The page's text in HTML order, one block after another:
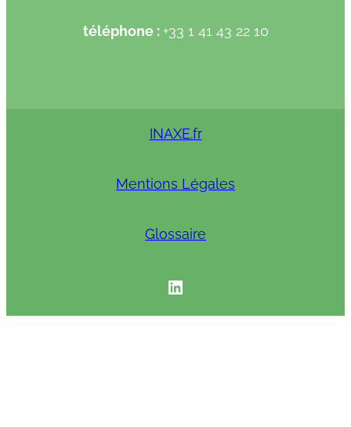
téléphone : +33 1 41 43 22 10
INAXE.fr
Mentions Légales
Glossaire
INAXE linkedIN